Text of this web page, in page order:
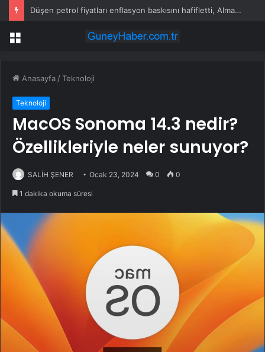
Düşen petrol fiyatları enflasyon baskısını hafifletti, Alman tahvil getirileri 3 haftanın en düşüğüne geriledi
Menü
Anasayfa /Teknoloji
Teknoloji
MacOS Sonoma‌‌ 14.3‌ nedir?
Özellikleriyle neler sunuyor?
SALİH ŞENER Ocak 23, 2024 0 0
1 dakika okuma süresi